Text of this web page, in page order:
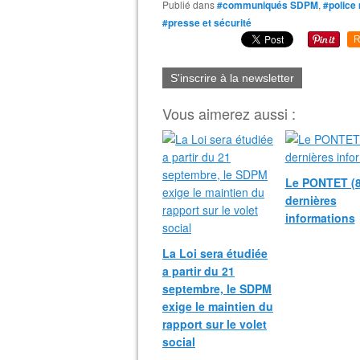
Publié dans#communiqués SDPM, #police
#presse et sécurité
S'inscrire à la newsletter
Vous aimerez aussi :
La Loi sera étudiée
a partir du 21
septembre, le SDPM
exige le maintien du
rapport sur le volet
social
Le PONTET
dernières
informations